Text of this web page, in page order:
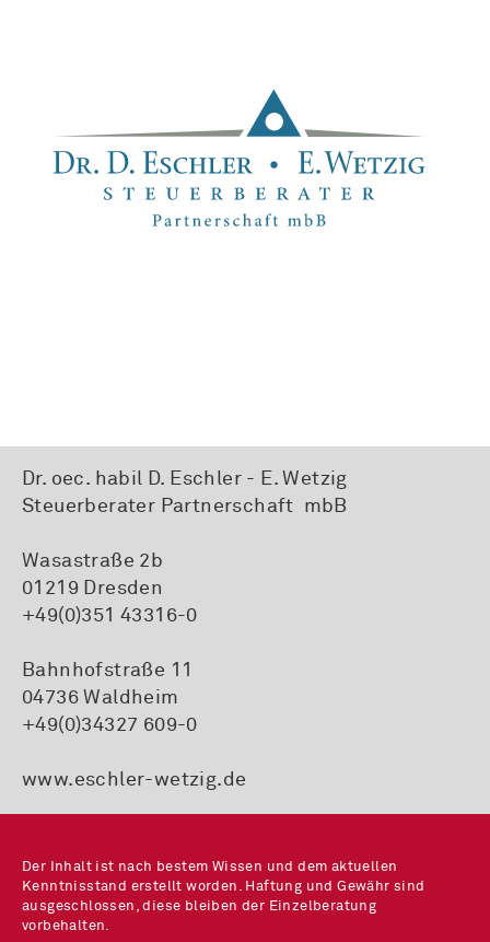
Dr. oec. habil D. Eschler - E. Wetzig
Steuerberater Partnerschaft mbB
Wasastraße 2b
01219 Dresden
+49(0)351 43316-0
Bahnhofstraße 11
04736 Waldheim
+49(0)34327 609-0
www.eschler-wetzig.de
Der Inhalt ist nach bestem Wissen und dem aktuellen
Kenntnisstand erstellt worden. Haftung und Gewähr sind
ausgeschlossen, diese bleiben der Einzelberatung
vorbehalten.